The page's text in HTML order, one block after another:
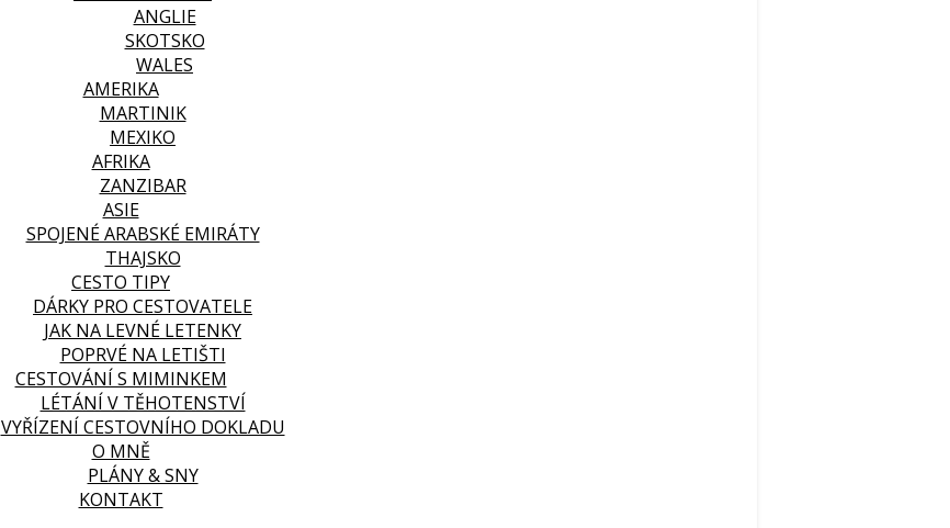
ANGLIE
SKOTSKO
WALES
AMERIKA
MARTINIK
MEXIKO
AFRIKA
ZANZIBAR
ASIE
SPOJENÉ ARABSKÉ EMIRÁTY
THAJSKO
CESTO TIPY
DÁRKY PRO CESTOVATELE
JAK NA LEVNÉ LETENKY
POPRVÉ NA LETIŠTI
CESTOVÁNÍ S MIMINKEM
LÉTÁNÍ V TĚHOTENSTVÍ
VYŘÍZENÍ CESTOVNÍHO DOKLADU
O MNĚ
PLÁNY & SNY
KONTAKT